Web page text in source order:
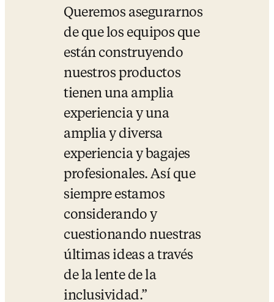
Queremos asegurarnos
de que los equipos que
están construyendo
nuestros productos
tienen una amplia
experiencia y una
amplia y diversa
experiencia y bagajes
profesionales. Así que
siempre estamos
considerando y
cuestionando nuestras
últimas ideas a través
de la lente de la
inclusividad.